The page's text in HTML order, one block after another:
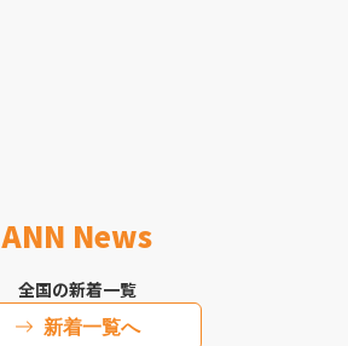
ANN News
全国の新着一覧
新着一覧へ